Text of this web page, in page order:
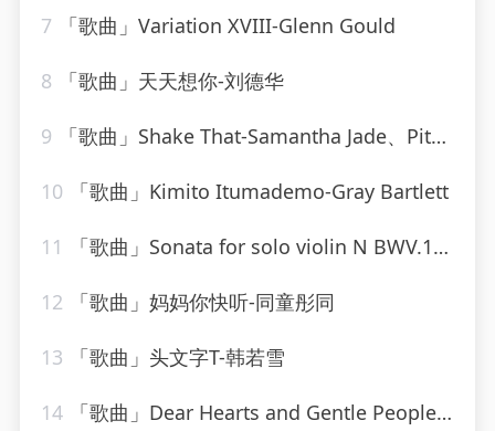
7 「歌曲」Variation XVIII-Glenn Gould
8 「歌曲」天天想你-刘德华
9 「歌曲」Shake That-Samantha Jade、Pitbull
10 「歌曲」Kimito Itumademo-Gray Bartlett
11 「歌曲」Sonata for solo violin N BWV.1001 in G minor - I. Adagio-gidon kremer
12 「歌曲」妈妈你快听-同童彤同
13 「歌曲」头文字T-韩若雪
14 「歌曲」Dear Hearts and Gentle People-Bing Crosby